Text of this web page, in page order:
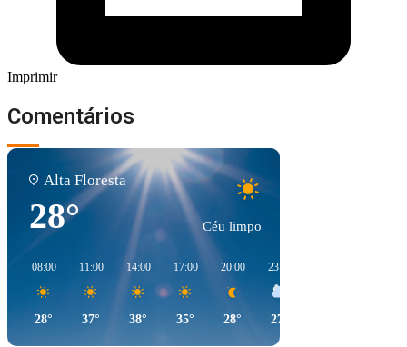
Imprimir
Comentários
Alta Floresta
28° Céu limpo
08:00
28°
11:00
37°
14:00
38°
17:00
35°
20:00
28°
23:00
27°